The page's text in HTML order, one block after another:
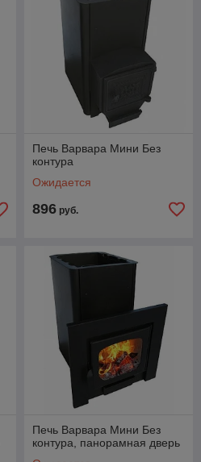
Печь Варвара Мини Без
контура
Ожидается
896 руб.
Печь Варвара Мини Без
контура, панорамная дверь